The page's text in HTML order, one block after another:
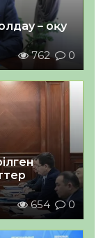
– оқу
762 0
654 0